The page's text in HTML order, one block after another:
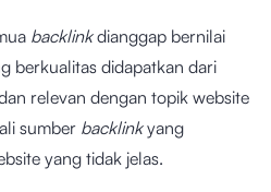
backlinkdianggap bernilai
berkualitas didapatkan dari
relevan dengan topik website
sumber backlinkyang
yang tidak jelas.